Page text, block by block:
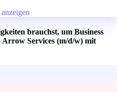
brauchst, um Business
Services (m/d/w) mit